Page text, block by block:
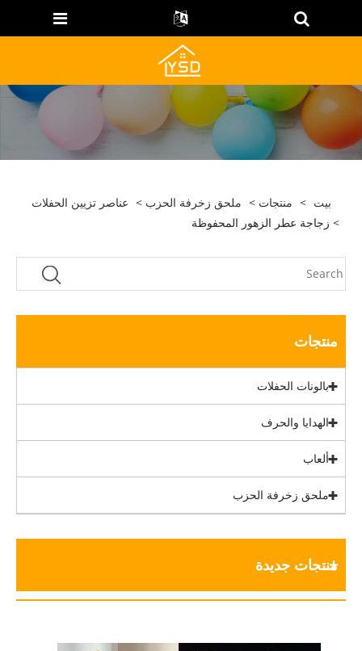
بيت > منتجات > ملحق زخرفة الحزب > عناصر تزيين الحفلات
> زجاجة عطر الزهور المحفوظة
منتجات
بالونات الحفلات
الهدايا والحرف
ألعاب
ملحق زخرفة الحزب
منتجات جديدة